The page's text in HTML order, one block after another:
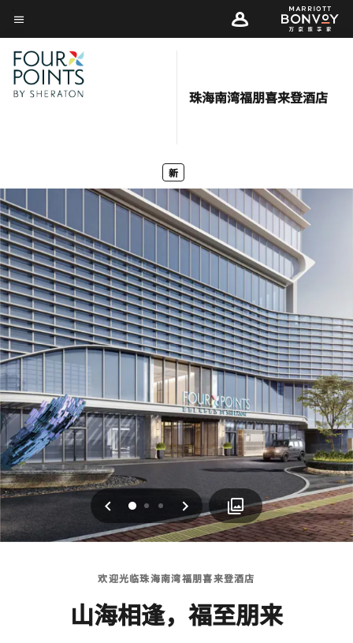
Skip
to
main
content
菜单文本
珠海南湾福朋喜来登酒店
新
上一页
0 1 2 下一页
欢迎光临珠海南湾福朋喜来登酒店
山海相逢，福至朋来